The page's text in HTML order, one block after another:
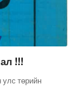
!!!
улс төрийн